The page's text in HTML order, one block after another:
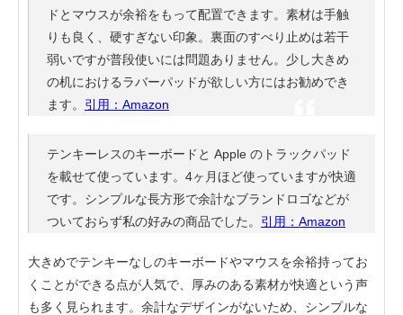
ドとマウスが余裕をもって配置できます。素材は手触
りも良く、硬すぎない印象。裏面のすべり止めは若干
弱いですが普段使いには問題ありません。少し大きめ
の机におけるラバーパッドが欲しい方にはお勧めでき
ます。 引用：Amazon
テンキーレスのキーボードと Apple のトラックパッド
を載せて使っています。4ヶ月ほど使っていますが快適
です。シンプルな長方形で余計なブランドロゴなどが
ついておらず私の好みの商品でした。 引用：Amazon
大きめでテンキーなしのキーボードやマウスを余裕持ってお
くことができる点が人気で、厚みのある素材が快適という声
も多く見られます。余計なデザインがないため、シンプルな